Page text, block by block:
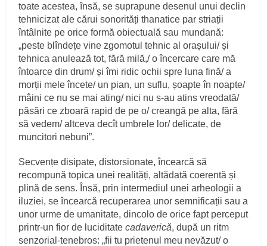
toate acestea, însă, se suprapune desenul unui declin
tehnicizat ale cărui sonorități thanatice par striații
întâlnite pe orice formă obiectuală sau mundană:
„peste blîndețe vine zgomotul tehnic al orașului/ și
tehnica anulează tot, fără milă,/ o încercare care mă
întoarce din drum/ și îmi ridic ochii spre luna fină/ a
morții mele încete/ un pian, un suflu, șoapte în noapte/
mâini ce nu se mai ating/ nici nu s-au atins vreodată/
păsări ce zboară rapid de pe o/ creangă pe alta, fără
să vedem/ altceva decît umbrele lor/ delicate, de
muncitori nebuni”.
Secvențe disipate, distorsionate, încearcă să
recompună topica unei realități, altădată coerentă și
plină de sens. Însă, prin intermediul unei arheologii a
iluziei, se încearcă recuperarea unor semnificații sau a
unor urme de umanitate, dincolo de orice fapt perceput
printr-un fior de luciditatecadaverică, după un ritm
senzorial-tenebros: „fii tu prietenul meu nevăzut/ o